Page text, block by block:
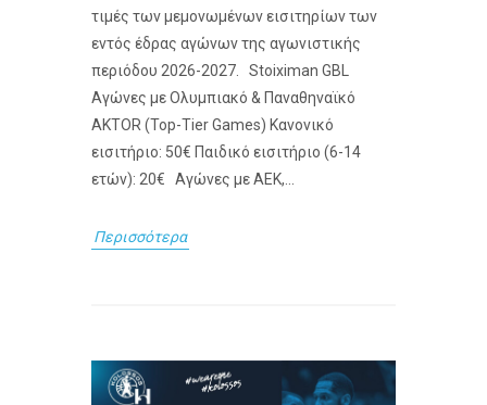
τιμές των μεμονωμένων εισιτηρίων των
εντός έδρας αγώνων της αγωνιστικής
περιόδου 2026-2027. Stoiximan GBL
Αγώνες με Ολυμπιακό & Παναθηναϊκό
AKTOR (Top-Tier Games) Κανονικό
εισιτήριο: 50€ Παιδικό εισιτήριο (6-14
ετών): 20€ Αγώνες με ΑΕΚ,...
Περισσότερα